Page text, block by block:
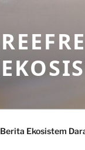
Berita Ekosistem